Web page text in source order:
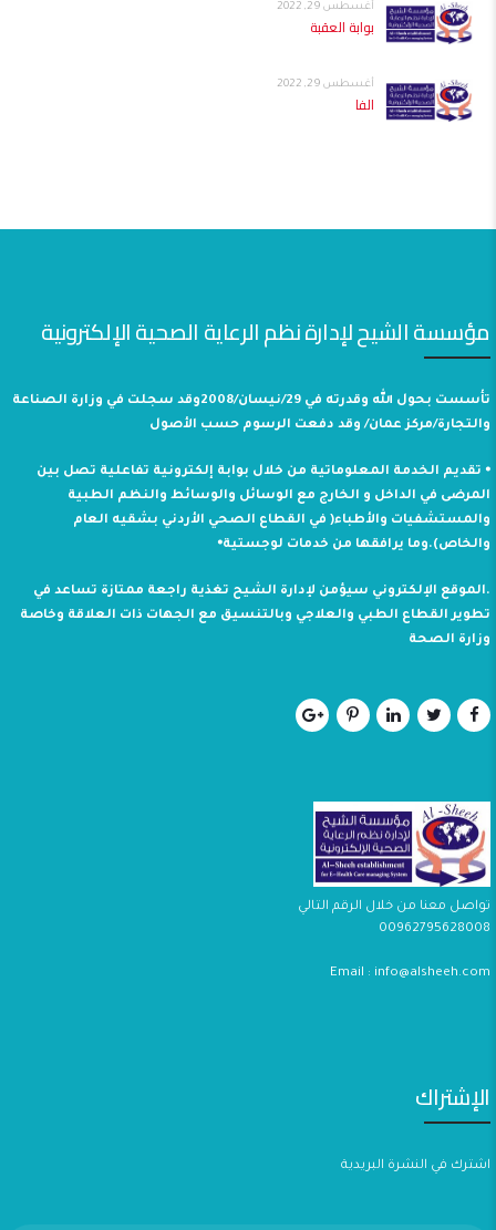
أغسطس 29, 2022
بوابة العقبة
أغسطس 29, 2022
الفا
مؤسسة الشيح لإدارة نظم الرعاية الصحية الإلكترونية
تأسست بحول الله وقدرته في 29/نيسان/2008وقد سجلت في وزارة الصناعة
والتجارة/مركز عمان/ وقد دفعت الرسوم حسب الأصول
⦁ تقديم الخدمة المعلوماتية من خلال بوابة إلكترونية تفاعلية تصل بين
المرضى في الداخل و الخارج مع الوسائل والوسائط والنظم الطبية
والمستشفيات والأطباء( في القطاع الصحي الأردني بشقيه العام
والخاص).وما يرافقها من خدمات لوجستية⦁
.الموقع الإلكتروني سيؤمن لإدارة الشيح تغذية راجعة ممتازة تساعد في
تطوير القطاع الطبي والعلاجي وبالتنسيق مع الجهات ذات العلاقة وخاصة
وزارة الصحة
تواصل معنا من خلال الرقم التالي
00962795628008
Email : info@alsheeh.com
الإشتراك
اشترك في النشرة البريدية